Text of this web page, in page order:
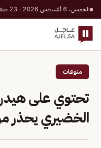
الخميس، 6 أغسطس 2026 · 23 صفر 1448 هـ
منوعات
تحتوي على
الخضيري يحذر